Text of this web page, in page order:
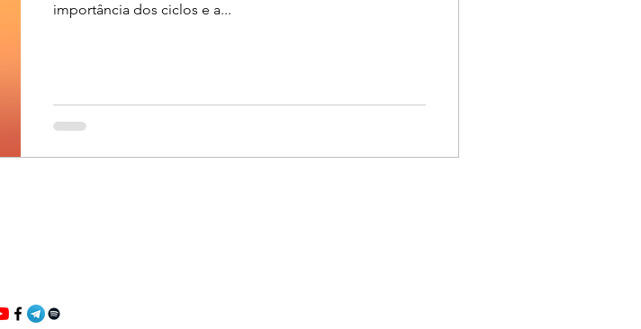
importância dos ciclos e a...